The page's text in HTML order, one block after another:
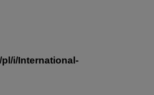
i/International-